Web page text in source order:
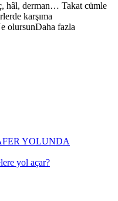
hâl, derman… Takat cümle
karşıma
olursunDaha fazla
YOLUNDA
yol açar?